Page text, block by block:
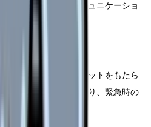
ければ、意外とコミュニケーショ
ます。
リット
床上の具体的なメリットをもたら
構築がスムーズになり、緊急時の